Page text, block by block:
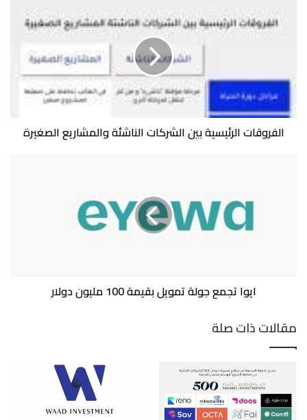
الرئيسية
الصغيرة
الفروقات الرئيسية بين الشركات الناشئة والمشاريع الصغيرة
ايوا تجمع جولة تمويل بقيمة 100 مليون دولار
مقالات ذات صلة